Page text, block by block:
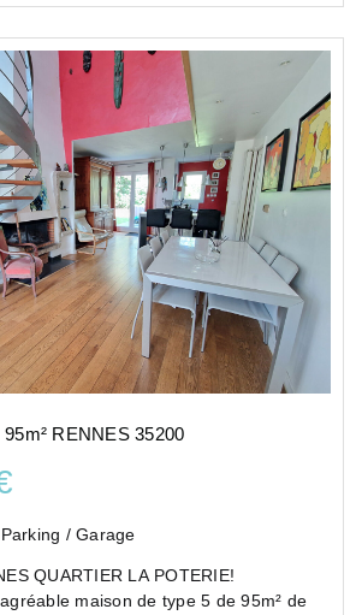
RENNES 35200
Parking / Garage
QUARTIER LA POTERIE!
de type 5 de 95m² de